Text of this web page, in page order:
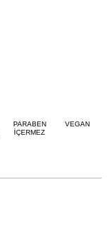
PARABEN
İÇERMEZ
VEGAN